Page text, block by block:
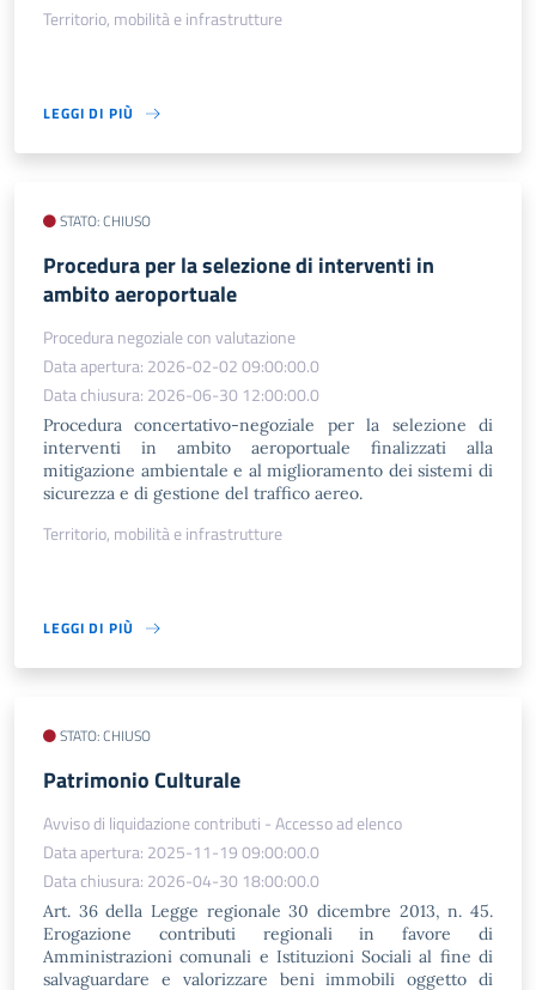
Territorio, mobilità e infrastrutture
LEGGI DI PIÙ
STATO: CHIUSO
Procedura per la selezione di interventi in
ambito aeroportuale
Procedura negoziale con valutazione
Data apertura: 2026-02-02 09:00:00.0
Data chiusura: 2026-06-30 12:00:00.0
Procedura concertativo-negoziale per la selezione di
interventi in ambito aeroportuale finalizzati alla
mitigazione ambientale e al miglioramento dei sistemi di
sicurezza e di gestione del traffico aereo.
Territorio, mobilità e infrastrutture
LEGGI DI PIÙ
STATO: CHIUSO
Patrimonio Culturale
Avviso di liquidazione contributi - Accesso ad elenco
Data apertura: 2025-11-19 09:00:00.0
Data chiusura: 2026-04-30 18:00:00.0
Art. 36 della Legge regionale 30 dicembre 2013, n. 45.
Erogazione contributi regionali in favore di
Amministrazioni comunali e Istituzioni Sociali al fine di
salvaguardare e valorizzare beni immobili oggetto di